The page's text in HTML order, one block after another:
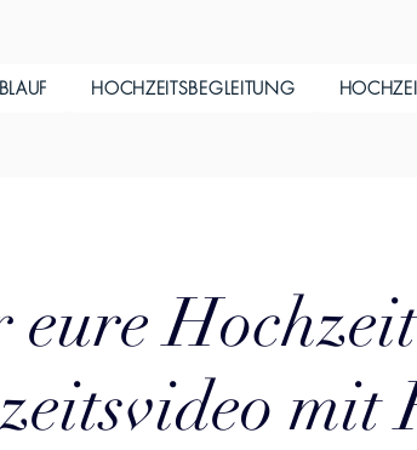
HOCHZEITSBEGLEITUNG
mit